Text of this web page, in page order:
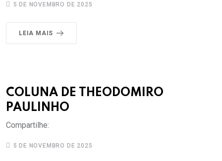
5 DE NOVEMBRO DE 2025
LEIA MAIS
COLUNA DE THEODOMIRO
PAULINHO
Compartilhe:
5 DE NOVEMBRO DE 2025